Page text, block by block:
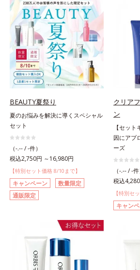
BEAUTY夏祭り
夏のお悩みを解決に導くスペシャル
セット
（-.-- / -件）
税込2,750円 ～16,980円
【特別セット価格 8/10まで】
キャンペーン
数量限定
通販限定
クリア
ン
【セッ
因にアプ
ーズ
（-.-- / -件
税込
【特別セ
キャン